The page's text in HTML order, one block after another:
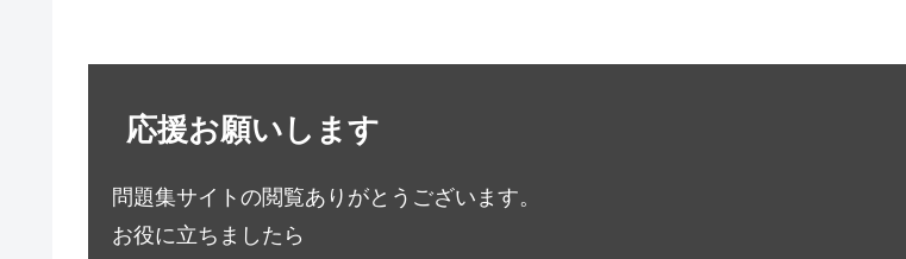
応援お願いします
問題集サイトの閲覧ありがとうございます。
お役に立ちましたら